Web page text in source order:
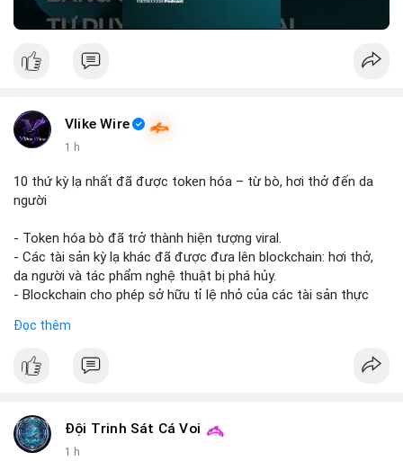
Vlike Wire
1 h
10 thứ kỳ lạ nhất đã được token hóa – từ bò, hơi thở đến da
người
- Token hóa bò đã trở thành hiện tượng viral.
- Các tài sản kỳ lạ khác đã được đưa lên blockchain: hơi thở,
da người và tác phẩm nghệ thuật bị phá hủy.
- Blockchain cho phép sở hữu tỉ lệ nhỏ của các tài sản thực
- Câu hỏi về pháp lý, đạo đức và bảo mật đang được đặt ra.
bất thường.
$btc $eth
Đọc thêm
Đội Trinh Sát Cá Voi
1 h